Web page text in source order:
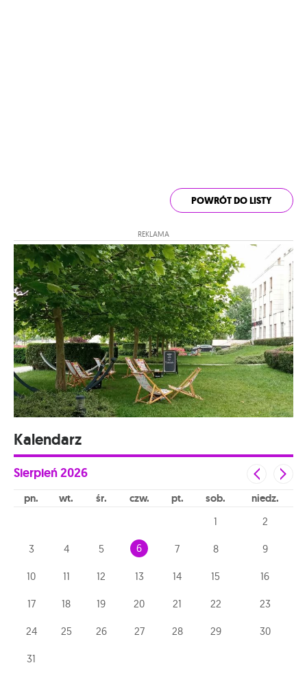
POWRÓT DO LISTY
REKLAMA
Kalendarz
Sierpień2026
pn wt śr czw pt sob niedz
1 2
3 4 5 6 7 8 9
10 11 12 13 14 15 16
17 18 19 20 21 22 23
24 25 26 27 28 29 30
31